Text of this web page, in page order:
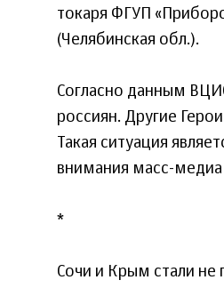
токаря ФГУП
(Челябинская обл.).
Согласно данным
россиян. Другие
Такая ситуация
внимания масс-
*
Сочи и Крым стали не